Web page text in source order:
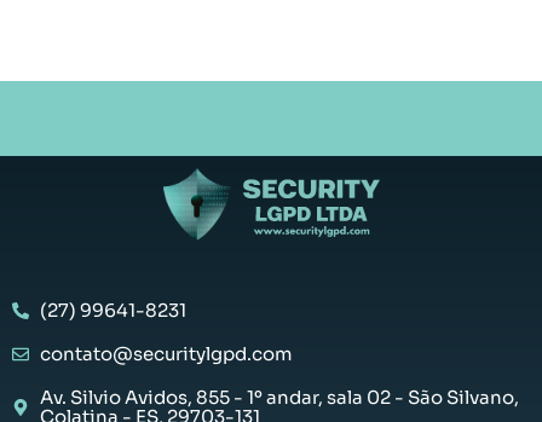
(27) 99641-8231
contato@securitylgpd.com
Av. Silvio Avidos, 855 - 1º andar, sala 02 - São Silvano,
Colatina - ES, 29703-131